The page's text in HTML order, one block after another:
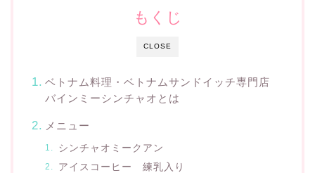
CLOSE
もくじ
ベトナム料理・ベトナムサンドイッチ専門店
バインミーシンチャオとは
メニュー
シンチャオミークアン
アイスコーヒー 練乳入り